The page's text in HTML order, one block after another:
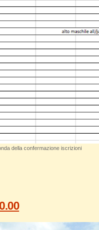
della confermazione iscrizioni